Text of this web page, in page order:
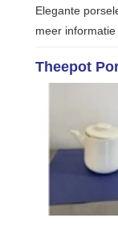
Elegante
meer informatie
Theepot